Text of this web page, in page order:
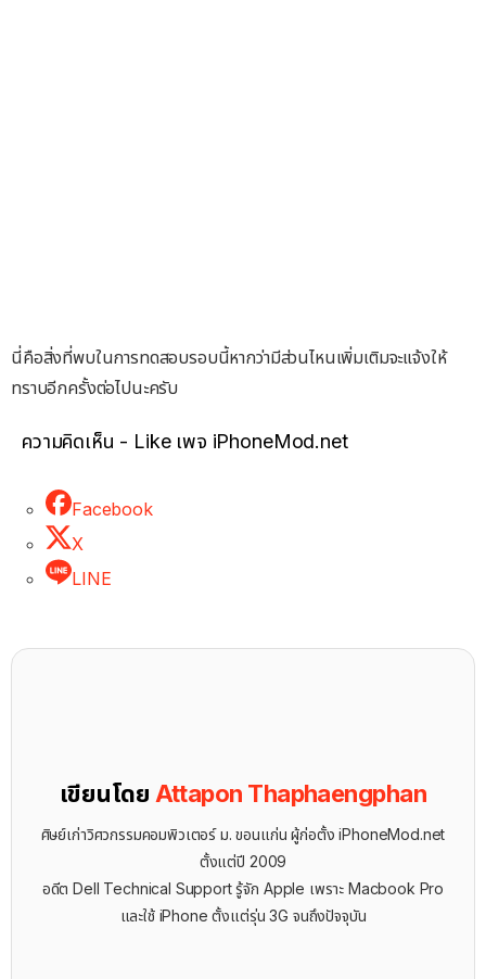
นี่คือสิ่งที่พบในการทดสอบรอบนี้หากว่ามีส่วนไหนเพิ่มเติมจะแจ้งให้
ทราบอีกครั้งต่อไปนะครับ
ความคิดเห็น - Like เพจ iPhoneMod.net
Facebook
X
LINE
เขียนโดย Attapon Thaphaengphan
ศิษย์เก่าวิศวกรรมคอมพิวเตอร์ ม. ขอนแก่น ผู้ก่อตั้ง iPhoneMod.net
ตั้งแต่ปี 2009
อดีต Dell Technical Support รู้จัก ​Apple เพราะ Macbook Pro
และใช้ iPhone ตั้งแต่รุ่น 3G จนถึงปัจจุบัน